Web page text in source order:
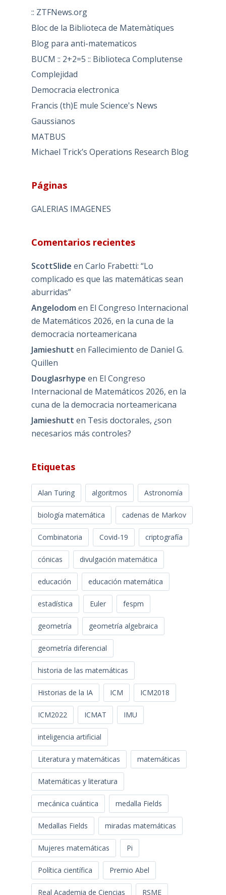
:: ZTFNews.org
Bloc de la Biblioteca de Matemàtiques
Blog para anti-matematicos
BUCM :: 2+2=5 :: Biblioteca Complutense
Complejidad
Democracia electronica
Francis (th)E mule Science's News
Gaussianos
MATBUS
Michael Trick’s Operations Research Blog
Páginas
GALERIAS IMAGENES
Comentarios recientes
ScottSlide en Carlo Frabetti: “Lo
complicado es que las matemáticas sean
aburridas”
Angelodom en El Congreso Internacional
de Matemáticos 2026, en la cuna de la
democracia norteamericana
Jamieshutt en Fallecimiento de Daniel G.
Quillen
Douglasrhype en El Congreso
Internacional de Matemáticos 2026, en la
cuna de la democracia norteamericana
Jamieshutt en Tesis doctorales, ¿son
necesarios más controles?
Etiquetas
Alan Turing algoritmos Astronomía
biología matemática cadenas de Markov
Combinatoria Covid-19 criptografía
cónicas divulgación matemática
educación educación matemática
estadística Euler fespm
geometría geometría algebraica
geometría diferencial
historia de las matemáticas
Historias de la IA ICM ICM2018
ICM2022 ICMAT IMU
inteligencia artificial
Literatura y matemáticas matemáticas
Matemáticas y literatura
mecánica cuántica medalla Fields
Medallas Fields miradas matemáticas
Mujeres matemáticas Pi
Política científica Premio Abel
Real Academia de Ciencias RSME